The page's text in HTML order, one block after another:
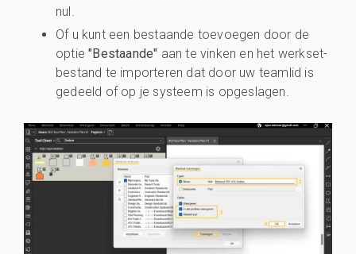
nul.
Of u kunt een bestaande toevoegen door de
optie"Bestaande" aan te vinken en het werkset-
bestand te importeren dat door uw teamlid is
gedeeld of op je systeem is opgeslagen.